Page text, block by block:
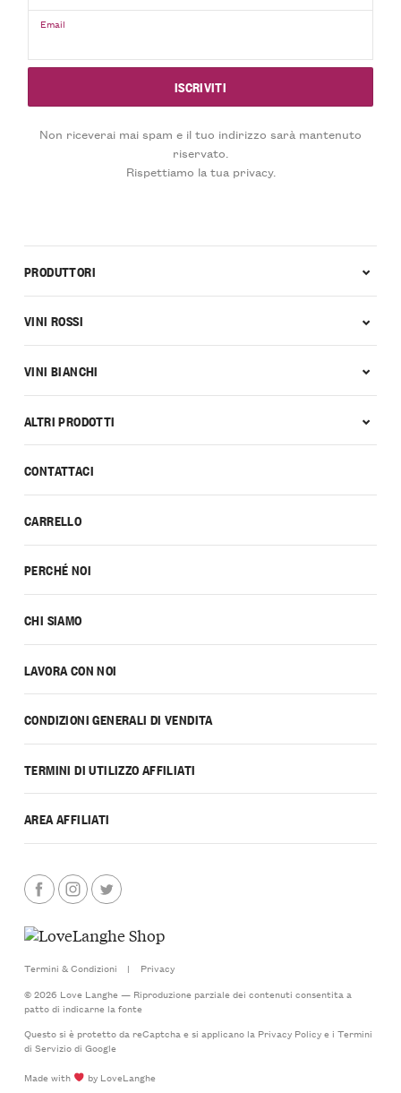
Email
Non riceverai mai spam e il tuo indirizzo sarà mantenuto
riservato.
Rispettiamo la tua privacy.
CONTATTACI
CARRELLO
PERCHÉ NOI
CHI SIAMO
LAVORA CON NOI
CONDIZIONI GENERALI DI VENDITA
TERMINI DI UTILIZZO AFFILIATI
AREA AFFILIATI
PRODUTTORI
VINI ROSSI
VINI BIANCHI
ALTRI PRODOTTI
Termini & Condizioni |
Privacy
© 2026 Love Langhe — Riproduzione parziale dei contenuti consentita a
patto di indicarne la fonte
Questo si è protetto da reCaptcha e si applicano la Privacy Policye i Termini
di Serviziodi Google
Made with
by LoveLanghe